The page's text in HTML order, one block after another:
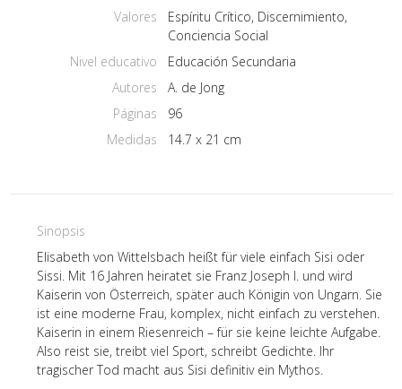
Valores
Espíritu Crítico, Discernimiento,
Conciencia Social
Nivel educativo
Educación Secundaria
Autores
A. de Jong
Páginas
96
Medidas
14.7 x 21 cm
Sinopsis
Elisabeth von Wittelsbach heißt für viele einfach Sisi oder
Sissi. Mit 16 Jahren heiratet sie Franz Joseph I. und wird
Kaiserin von Österreich, später auch Königin von Ungarn. Sie
ist eine moderne Frau, komplex, nicht einfach zu verstehen.
Kaiserin in einem Riesenreich – für sie keine leichte Aufgabe.
Also reist sie, treibt viel Sport, schreibt Gedichte. Ihr
tragischer Tod macht aus Sisi definitiv ein Mythos.